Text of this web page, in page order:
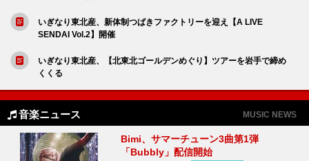
いぎなり東北産、新体制つばきファクトリーを迎え【A LIVE
SENDAI Vol.2】開催
いぎなり東北産、【北東北ゴールデンめぐり】ツアーを岩手で締め
くくる
音楽ニュース MUSIC NEWS
Bimi、サマーチューン3曲第1弾
「Bubbly」配信開始